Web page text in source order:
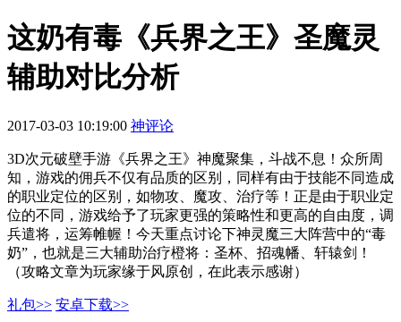
这奶有毒《兵界之王》圣魔灵
辅助对比分析
2017-03-03 10:19:00 神评论
3D次元破壁手游《兵界之王》神魔聚集，斗战不息！众所周
知，游戏的佣兵不仅有品质的区别，同样有由于技能不同造成
的职业定位的区别，如物攻、魔攻、治疗等！正是由于职业定
位的不同，游戏给予了玩家更强的策略性和更高的自由度，调
兵遣将，运筹帷幄！今天重点讨论下神灵魔三大阵营中的“毒
奶”，也就是三大辅助治疗橙将：圣杯、招魂幡、轩辕剑！
（攻略文章为玩家缘于风原创，在此表示感谢）
礼包>> 安卓下载>>